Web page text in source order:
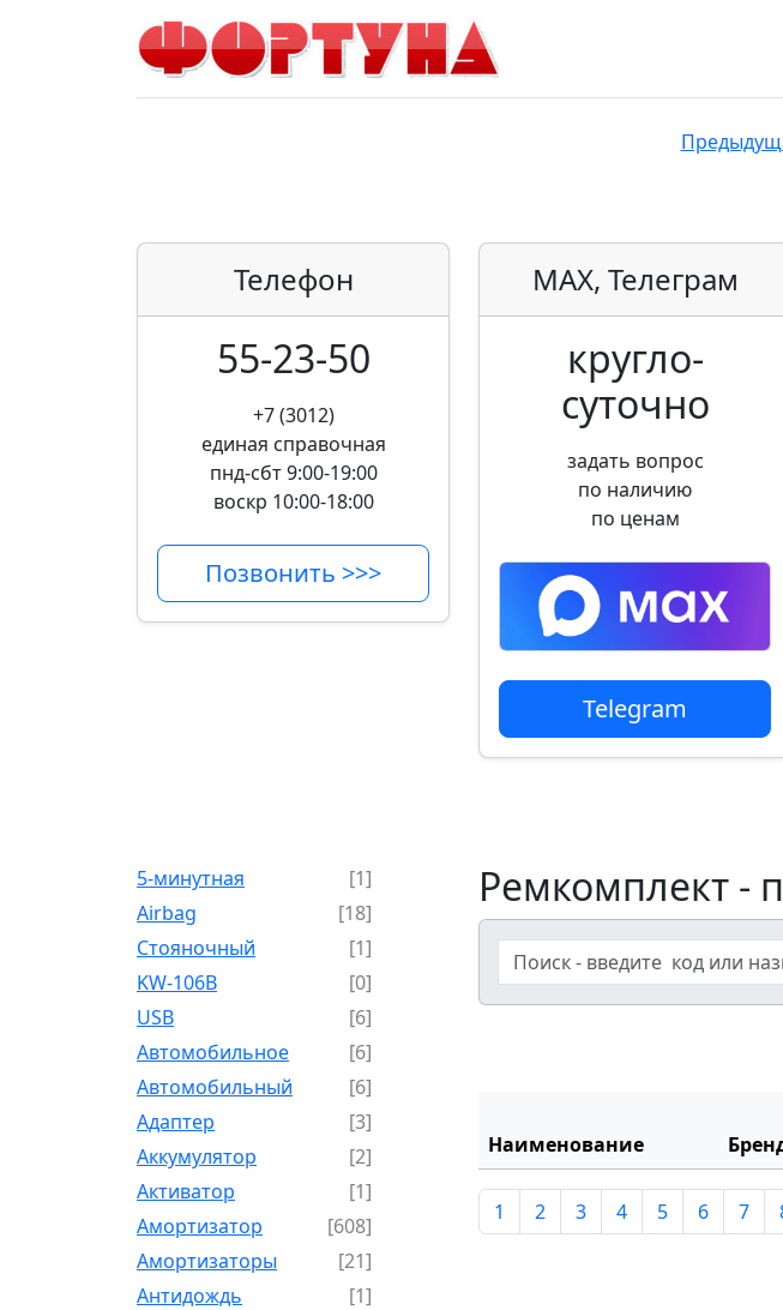
Телефон
55-23-50
+7 (3012)
единая справочная
пнд-сбт 9:00-19:00
воскр 10:00-18:00
Позвонить >>>
MAX, Телеграм
кругло­
суточно
задать вопрос
по наличию
по ценам
Telegram
5-минутная
[1]
Airbag
[18]
Cтояночный
[1]
KW-106B
[0]
USB
[6]
Автомобильное
[6]
Автомобильный
[6]
Адаптер
[3]
Аккумулятор
[2]
Активатор
[1]
Амортизатор
[608]
Амортизаторы
[21]
Антидождь
[1]
Ремкомплект -
Наименование
1 2 3 4 5 6 7